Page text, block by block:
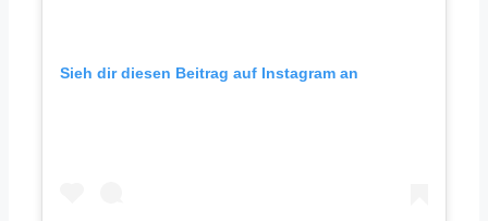
Sieh dir diesen Beitrag auf Instagram an